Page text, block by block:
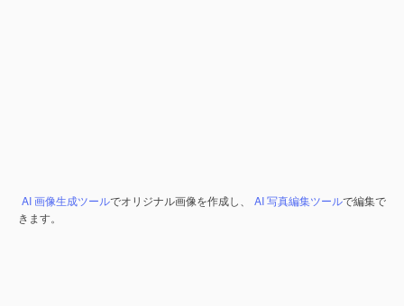
AI 画像生成ツールでオリジナル画像を作成し、 AI 写真編集ツールで編集で
きます。